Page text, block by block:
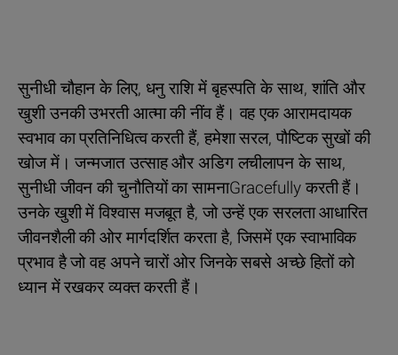
सुनीधी चौहान के लिए, धनु राशि में बृहस्पति के साथ, शांति और
खुशी उनकी उभरती आत्मा की नींव हैं। वह एक आरामदायक
स्वभाव का प्रतिनिधित्व करती हैं, हमेशा सरल, पौष्टिक सुखों की
खोज में। जन्मजात उत्साह और अडिग लचीलापन के साथ,
सुनीधी जीवन की चुनौतियों का सामनाGracefully करती हैं।
उनके खुशी में विश्वास मजबूत है, जो उन्हें एक सरलता आधारित
जीवनशैली की ओर मार्गदर्शित करता है, जिसमें एक स्वाभाविक
प्रभाव है जो वह अपने चारों ओर जिनके सबसे अच्छे हितों को
ध्यान में रखकर व्यक्त करती हैं।